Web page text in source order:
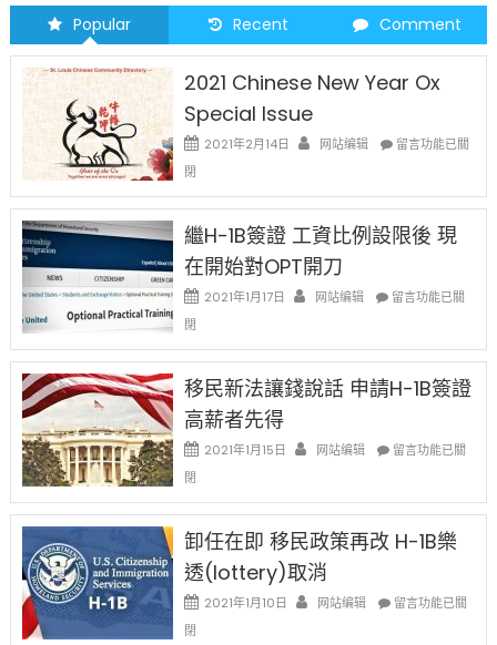
Popular Recent Comment
2021 Chinese New Year Ox
Special Issue
2021年2月14日 网站编辑
在
New
Year
Ox
Issue〉
中
留言功能已關
閉
繼H-1B簽證 工資比例設限後 現
在開始對OPT開刀
2021年1月17日 网站编辑
在
1B
證
資
比
設
後
開
留言功能已關
閉
移民新法讓錢說話 申請H-1B簽證
高薪者先得
2021年1月15日 网站编辑
在
新
讓
說
話
留言功能已關
閉
卸任在即 移民政策再改 H-1B樂
透(lottery)取消
2021年1月10日 网站编辑
在
留言功能已關
閉